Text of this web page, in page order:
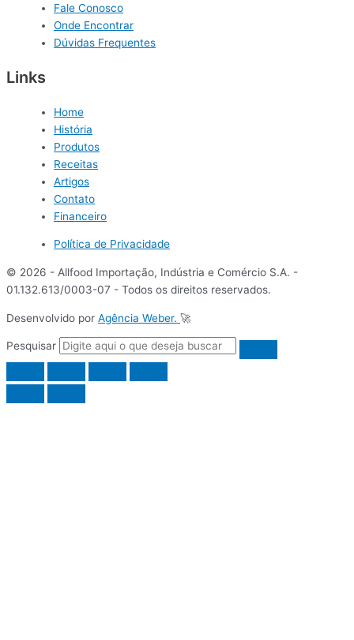
Fale Conosco
Onde Encontrar
Dúvidas Frequentes
Links
Home
História
Produtos
Receitas
Artigos
Contato
Financeiro
Política de Privacidade
© 2026 - Allfood Importação, Indústria e Comércio S.A. -
01.132.613/0003-07 - Todos os direitos reservados.
Desenvolvido por Agência Weber. 🚀
Pesquisar